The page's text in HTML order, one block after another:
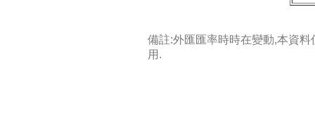
備註:外匯匯率時時在變動,本資
用.